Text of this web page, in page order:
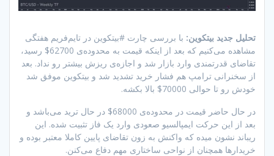
تحلیل جدید بیتکوین: با بررسی چارت #بیتکوین در تایم‌فریم هفتگی
مشاهده می‌کنیم که بعد از اینکه قیمت به محدوده‌ی 62700$ رسید،
تقاضای قدرتمندی وارد بازار شد و اجازه‌ی ریزش بیشتر رو نداد. بعد
از سخنرانی ترامپ هم فشار خرید تشدید شد و بیتکوین موفق شد
خودش رو تا حوالی 70000$ بالا بکشه.
در حال حاضر قیمت در محدوده‌ی 68000$ در حال ترید می‌باشد و
بعد از این حرکت ایمپالسیو صعودی وارد یک فاز تثبیت شده. این
ریباند نشون میده که واکنش به زون تقاضای پایین کاملا معتبر بوده و
خریدارها همچنان از نواحی ساختاری مهم دفاع می‌کنن.